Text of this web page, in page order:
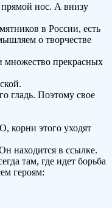
прямой нос. А внизу
в России, есть
о творчестве
множество прекрасных
гладь. Поэтому свое
корни этого уходят
находится в ссылке.
там, где идет борьба
героям: